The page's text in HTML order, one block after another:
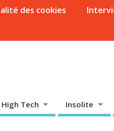
des cookies
High Tech Insolite